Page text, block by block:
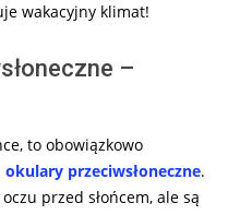
wakacyjny klimat!
–
to obowiązkowo
okulary przeciwsłoneczne.
przed słońcem, ale są